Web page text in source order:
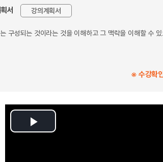
서 강의계획서
구성되는 것이라는 것을 이해하고 그 맥락을 이해할 수
※ 수강확
Play